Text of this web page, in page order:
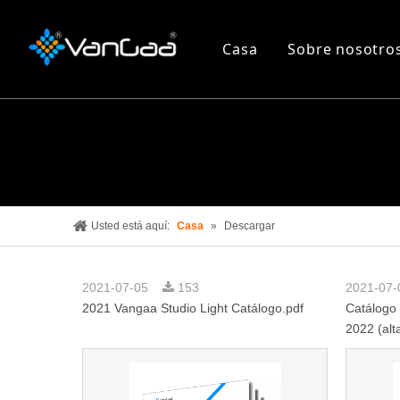
Casa Sobre
Usted está aquí: Casa » Descargar
2021-07-05
153
2021 Vangaa Studio Light Catálogo.pdf
2021-07-
Catálogo
2022